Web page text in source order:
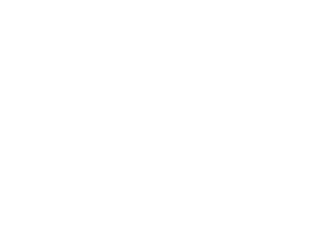
lázeň zdarma. Solárium, hamam a masáže za
Jazyky: angličtina. Kreditní karty: Visa Card.
s vanou a se sprchou (velikost: cca 18 m²).